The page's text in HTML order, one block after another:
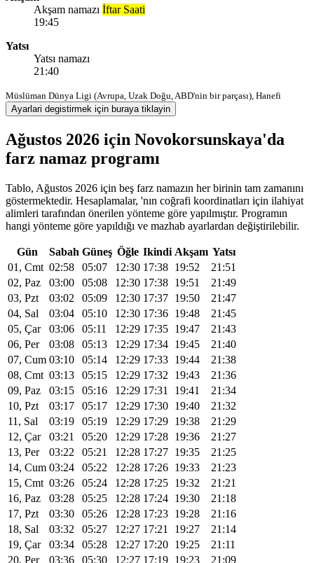
Akşam namazı İftar Saati
19:45
Yatsı
Yatsı namazı
21:40
Müslüman Dünya Ligi (Avrupa, Uzak Doğu, ABD'nin bir parçası), Hanefi
Ayarlari degistirmek için buraya tiklayin
Ağustos 2026 için Novokorsunskaya'da
farz namaz programı
Tablo, Ağustos 2026 için beş farz namazın her birinin tam zamanını
göstermektedir. Hesaplamalar, 'nın coğrafi koordinatları için ilahiyat
alimleri tarafından önerilen yönteme göre yapılmıştır. Programın
hangi yönteme göre yapıldığı ve mazhab ayarlardan değiştirilebilir.
Gün Sabah Güneş Öğle Ikindi Akşam Yatsı
01, Cmt 02:58 05:07 12:30 17:38 19:52
21:51
02, Paz
03:00 05:08 12:30 17:38 19:51
21:49
03, Pzt
03:02 05:09 12:30 17:37 19:50
21:47
04, Sal
03:04 05:10 12:30 17:36 19:48
21:45
05, Çar
03:06 05:11 12:29 17:35 19:47
21:43
06, Per
03:08 05:13 12:29 17:34 19:45
21:40
07, Cum 03:10 05:14 12:29 17:33 19:44
21:38
08, Cmt 03:13 05:15 12:29 17:32 19:43
21:36
09, Paz
03:15 05:16 12:29 17:31 19:41
21:34
10, Pzt
03:17 05:17 12:29 17:30 19:40
21:32
11, Sal
03:19 05:19 12:29 17:29 19:38
21:29
12, Çar
03:21 05:20 12:29 17:28 19:36
21:27
13, Per
03:22 05:21 12:28 17:27 19:35
21:25
14, Cum 03:24 05:22 12:28 17:26 19:33
21:23
15, Cmt 03:26 05:24 12:28 17:25 19:32
21:21
16, Paz
03:28 05:25 12:28 17:24 19:30
21:18
17, Pzt
03:30 05:26 12:28 17:23 19:28
21:16
18, Sal
03:32 05:27 12:27 17:21 19:27
21:14
19, Çar
03:34 05:28 12:27 17:20 19:25
21:11
20, Per
03:36 05:30 12:27 17:19 19:23 21:09